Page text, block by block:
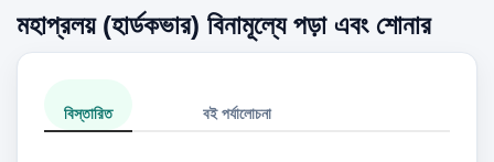
মহাপ্রলয় (হার্ডকভার) বিনামূল্যে পড়া এবং শোনার
বিস্তারিত বই পর্যালোচনা